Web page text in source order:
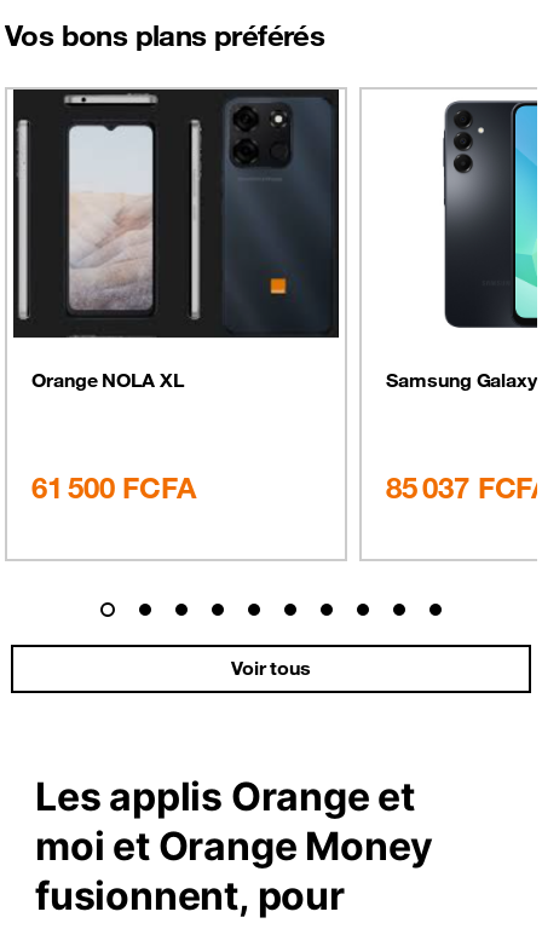
Vos bons plans préférés
Orange NOLA XL
61 500 FCFA
Samsung Galaxy
85 037
Voir tous
Les applis Orange et
moi et Orange Money
fusionnent, pour